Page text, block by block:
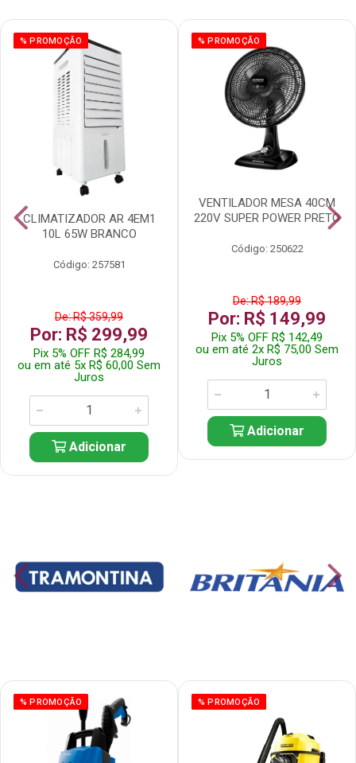
% PROMOÇÃO
CLIMATIZADOR AR 4EM1
10L 65W BRANCO
Código: 257581
De: R$ 359,99
Por: R$ 299,99
Pix 5% OFF R$ 284,99
ou em até 5x R$ 60,00 Sem
Juros
Adicionar
% PROMOÇÃO
VENTILADOR MESA 40CM
220V SUPER POWER PRETO
Código: 250622
De: R$ 189,99
Por: R$ 149,99
Pix 5% OFF R$ 142,49
ou em até 2x R$ 75,00 Sem
Juros
Adicionar
% PROMOÇÃO % PROMOÇÃO